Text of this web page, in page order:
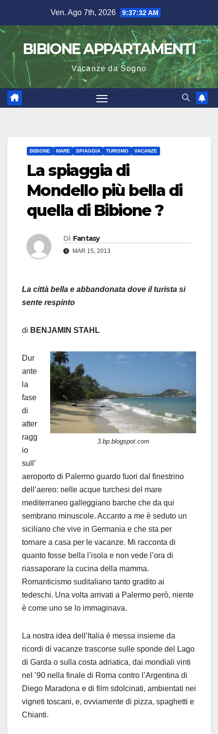
contenuto
Ven. Ago 7th, 2026 9:37:33 AM
BIBIONE APPARTAMENTI
Vacanze da Sogno
BIBIONE MARE SPIAGGIA TURISMO VACANZE
La spiaggia di
Mondello più bella di
quella di Bibione ?
Di Fantasy
MAR 15, 2013
La città bella e abbandonata dove il turista si
sente respinto
di BENJAMIN STAHL
3.bp.blogspot.com
Dur
ante
la
fase
di
atter
ragg
io
sull’
aeroporto di Palermo guardo fuori dal finestrino
dell’aereo: nelle acque turchesi del mare
mediterraneo galleggiano barche che da qui
sembrano minuscole. Accanto a me è seduto un
siciliano che vive in Germania e che sta per
tornare a casa per le vacanze. Mi racconta di
quanto fosse bella l’isola e non vede l’ora di
riassaporare la cucina della mamma.
Romanticismo suditaliano tanto gradito ai
tedeschi. Una volta arrivati a Palermo però, niente
è come uno se lo immaginava.
La nostra idea dell’Italia è messa insieme da
ricordi di vacanze trascorse sulle sponde del Lago
di Garda o sulla costa adriatica, dai mondiali vinti
nel ’90 nella finale di Roma contro l’Argentina di
Diego Maradona e di film sdolcinati, ambientati nei
vigneti toscani, e, ovviamente di pizza, spaghetti e
Chianti.